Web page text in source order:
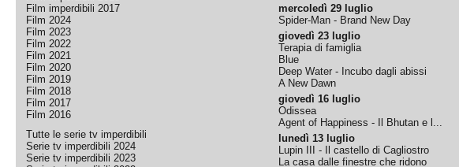
Film imperdibili 2017
Film 2024
Film 2023
Film 2022
Film 2021
Film 2020
Film 2019
Film 2018
Film 2017
Film 2016
Tutte le serie tv imperdibili
Serie tv imperdibili 2024
Serie tv imperdibili 2023
mercoledì 29 luglio
Spider-Man - Brand New Day
giovedì 23 luglio
Terapia di famiglia
Blue
Deep Water - Incubo dagli abissi
A New Dawn
giovedì 16 luglio
Odissea
Agent of Happiness - Il Bhutan e l...
lunedì 13 luglio
Lupin III - Il castello di Cagliostro
La casa dalle finestre che ridono